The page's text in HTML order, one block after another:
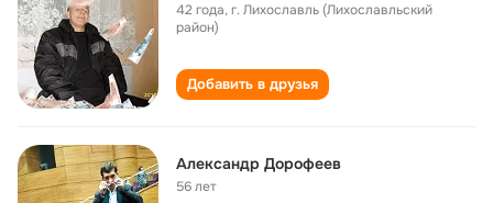
42 года,г. Лихославль (Лихославльский
район)
Добавить в друзья
Александр Дорофеев
56 лет